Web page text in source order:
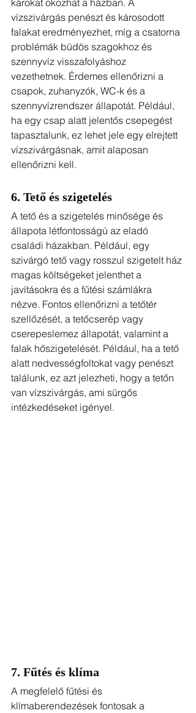
károkat okozhat a házban. A
vízszivárgás penészt és károsodott
falakat eredményezhet, míg a csatorna
problémák büdös szagokhoz és
szennyvíz visszafolyáshoz
vezethetnek. Érdemes ellenőrizni a
csapok, zuhanyzók, WC-k és a
szennyvízrendszer állapotát. Például,
ha egy csap alatt jelentős csepegést
tapasztalunk, ez lehet jele egy elrejtett
vízszivárgásnak, amit alaposan
ellenőrizni kell.
6. Tető és szigetelés
A tető és a szigetelés minősége és
állapota létfontosságú az eladó
családi házakban. Például, egy
szivárgó tető vagy rosszul szigetelt ház
magas költségeket jelenthet a
javításokra és a fűtési számlákra
nézve. Fontos ellenőrizni a tetőtér
szellőzését, a tetőcserép vagy
cserepeslemez állapotát, valamint a
falak hőszigetelését. Például, ha a tető
alatt nedvességfoltokat vagy penészt
találunk, ez azt jelezheti, hogy a tetőn
van vízszivárgás, ami sürgős
intézkedéseket igényel.
7. Fűtés és klíma
A megfelelő fűtési és
klímaberendezések fontosak a